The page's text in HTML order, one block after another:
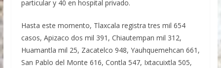
particular y 40 en hospital privado.
Hasta este momento, Tlaxcala registra tres mil 654
casos, Apizaco dos mil 391, Chiautempan mil 312,
Huamantla mil 25, Zacatelco 948, Yauhquemehcan 661,
San Pablo del Monte 616, Contla 547, Ixtacuixtla 505,